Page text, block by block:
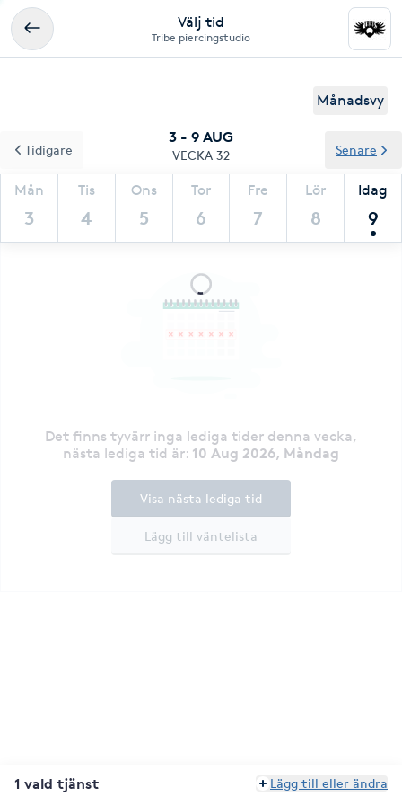
Välj tid
Tribe piercingstudio
Månadsvy
3 - 9 AUG
VECKA 32
Mån
3
Tis
4
Ons
5
Tor
6
Fre
7
Lör
8
Idag
9
Tidigare Senare
Det finns tyvärr inga lediga tider denna vecka,
nästa lediga tid är: 10 Aug 2026, Måndag
Lägg till väntelista
Visa nästa lediga tid
1 vald tjänst Lägg till eller ändra